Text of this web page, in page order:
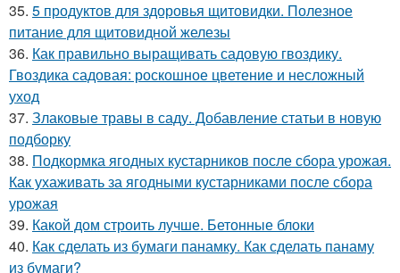
35. 5 продуктов для здоровья щитовидки. Полезное
питание для щитовидной железы
36. Как правильно выращивать садовую гвоздику.
Гвоздика садовая: роскошное цветение и несложный
уход
37. Злаковые травы в саду. Добавление статьи в новую
подборку
38. Подкормка ягодных кустарников после сбора урожая.
Как ухаживать за ягодными кустарниками после сбора
урожая
39. Какой дом строить лучше. Бетонные блоки
40. Как сделать из бумаги панамку. Как сделать панаму
из бумаги?